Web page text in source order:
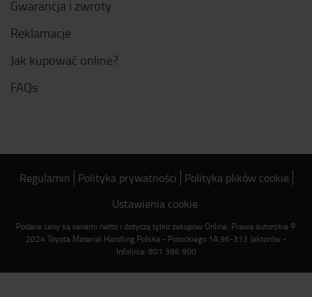
Gwarancja i zwroty
Reklamacje
Jak kupować online?
FAQs
Regulamin Polityka prywatności
Polityka plików cookie
Ustawienia cookie
Podane ceny są cenami netto i dotyczą tylko zakupów Online. Prawa autorskie ©
2024 Toyota Material Handling Polska - Potockiego 1A 96-313 Jaktorów -
Infolinia: 801 366 900